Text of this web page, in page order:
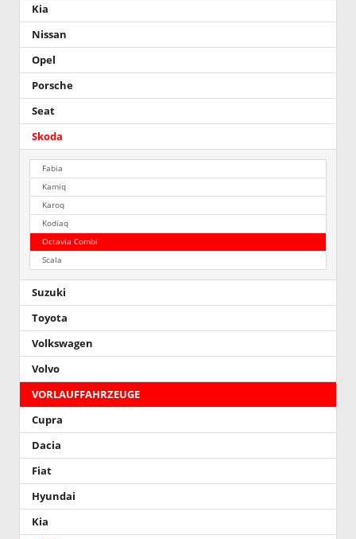
Kia
Nissan
Opel
Porsche
Seat
Skoda
Fabia
Kamiq
Karoq
Kodiaq
Octavia Combi
Scala
Suzuki
Toyota
Volkswagen
Volvo
VORLAUFFAHRZEUGE
Cupra
Dacia
Fiat
Hyundai
Kia